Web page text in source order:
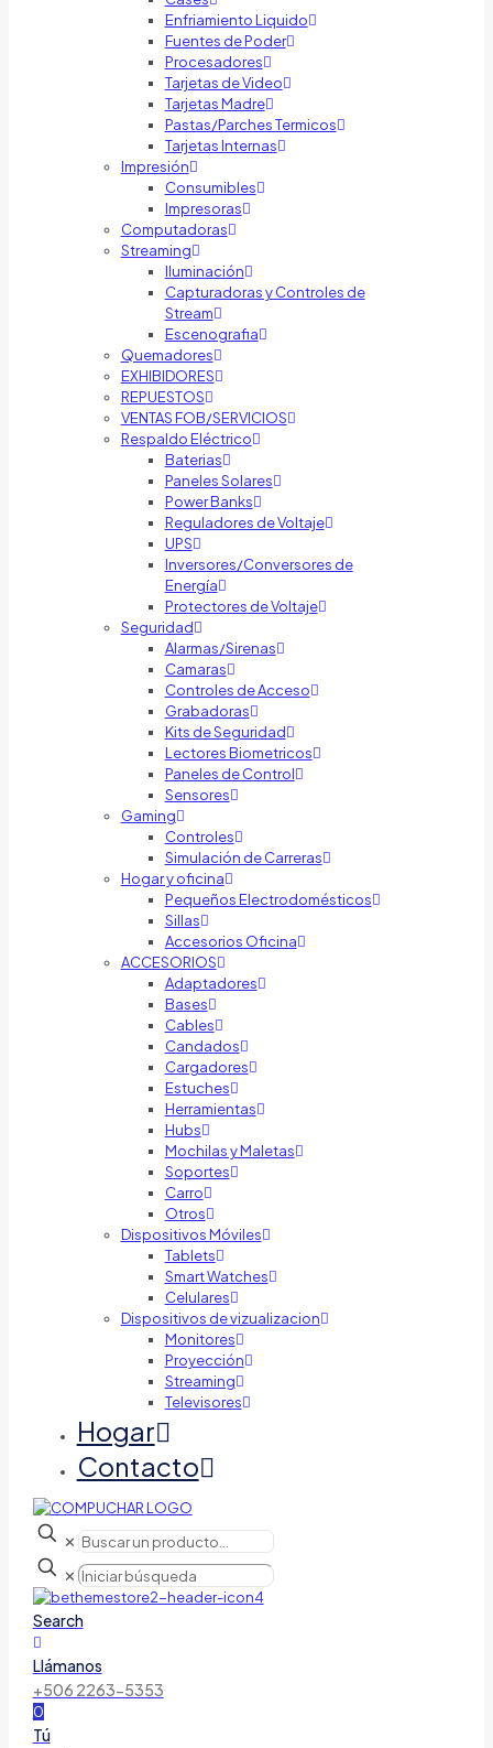
Enfriamiento Liquido
Fuentes de Poder
Procesadores
Tarjetas de Video
Tarjetas Madre
Pastas/Parches Termicos
Tarjetas Internas
Impresión
Consumibles
Impresoras
Computadoras
Streaming
Iluminación
Capturadoras y Controles de
Stream
Escenografia
Quemadores
EXHIBIDORES
REPUESTOS
VENTAS FOB/SERVICIOS
Respaldo Eléctrico
Baterias
Paneles Solares
Power Banks
Reguladores de Voltaje
UPS
Inversores/Conversores de
Energía
Protectores de Voltaje
Seguridad
Alarmas/Sirenas
Camaras
Controles de Acceso
Grabadoras
Kits de Seguridad
Lectores Biometricos
Paneles de Control
Sensores
Gaming
Controles
Simulación de Carreras
Hogar y oficina
Pequeños Electrodomésticos
Sillas
Accesorios Oficina
ACCESORIOS
Adaptadores
Bases
Cables
Candados
Cargadores
Estuches
Herramientas
Hubs
Mochilas y Maletas
Soportes
Carro
Otros
Dispositivos Móviles
Tablets
Smart Watches
Celulares
Dispositivos de vizualizacion
Monitores
Proyección
Streaming
Televisores
Hogar
Contacto
✕
✕
Search
Llámanos
+506 2263-5353
0
Tú